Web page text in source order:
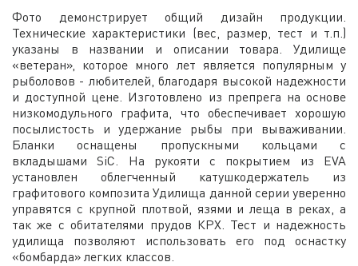
Фото демонстрирует общий дизайн продукции.
Технические характеристики (вес, размер, тест и т.п.)
указаны в названии и описании товара. Удилище
«ветеран», которое много лет является популярным у
рыболовов - любителей, благодаря высокой надежности
и доступной цене. Изготовлено из препрега на основе
низкомодульного графита, что обеспечивает хорошую
посылистость и удержание рыбы при вываживании.
Бланки оснащены пропускными кольцами c
вкладышами SiC. На рукояти с покрытием из EVA
установлен облегченный катушкодержатель из
графитового композита Удилища данной серии уверенно
управятся с крупной плотвой, язями и леща в реках, а
так же с обитателями прудов КРХ. Тест и надежность
удилища позволяют использовать его под оснастку
«бомбарда» легких классов.